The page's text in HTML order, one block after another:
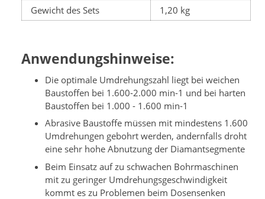
Gewicht des Sets
1,20 kg
Anwendungshinweise:
Die optimale Umdrehungszahl liegt bei weichen
Baustoffen bei 1.600-2.000 min-1 und bei harten
Baustoffen bei 1.000 - 1.600 min-1
Abrasive Baustoffe müssen mit mindestens 1.600
Umdrehungen gebohrt werden, andernfalls droht
eine sehr hohe Abnutzung der Diamantsegmente
Beim Einsatz auf zu schwachen Bohrmaschinen
mit zu geringer Umdrehungsgeschwindigkeit
kommt es zu Problemen beim Dosensenken